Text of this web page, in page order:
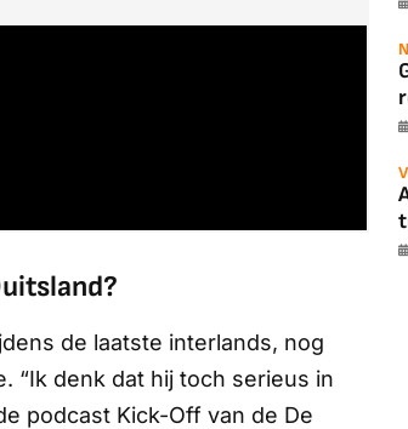
de laatste interlands, nog
“Ik denk dat hij toch serieus in
podcast Kick-Off van de De